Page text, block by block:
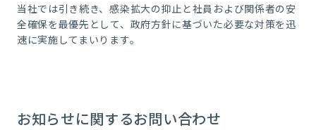
当社では引き続き、感染拡大の抑止と社員および関係者の安
全確保を最優先として、政府方針に基づいた必要な対策を迅
速に実施してまいります。
お知らせに関するお問い合わせ